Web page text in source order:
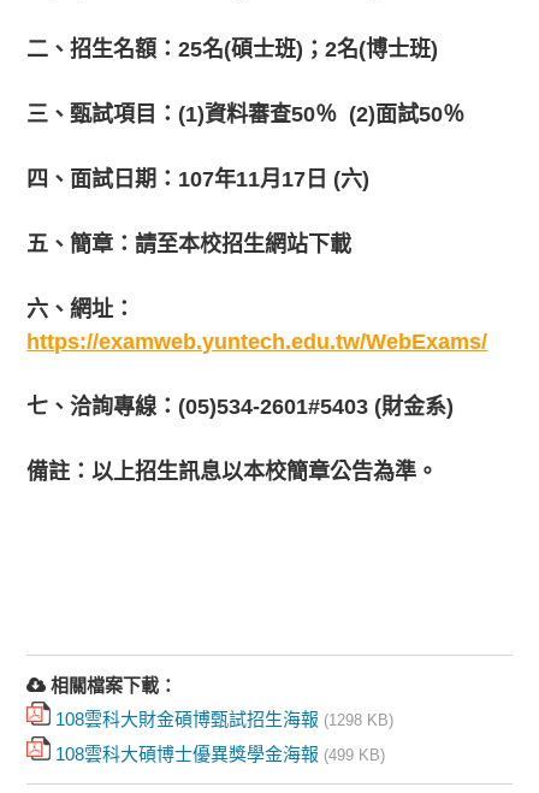
二、招生名額：25名(碩士班) ；2名(博士班)
三、甄試項目： (1)資料審查50％ (2)面試50％
四、面試日期： 107年11月 17 日 (六)
五、簡章：請至本校招生網站下載
六、網址：
https://examweb.yuntech.edu.tw/WebExams/
七、洽詢專線： (05)534-2601#5403 (財金系)
備註：以上招生訊息以本校簡章公告為準。
相關檔案下載：
108雲科大財金碩博甄試招生海報 (1298 KB)
108雲科大碩博士優異獎學金海報 (499 KB)